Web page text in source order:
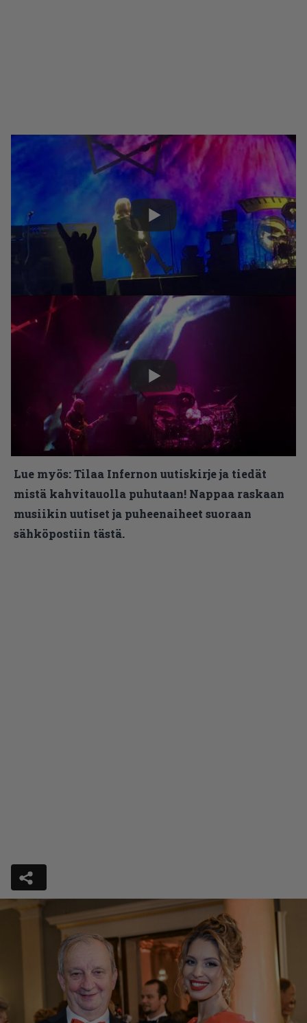
Lue myös:Tilaa Infernon uutiskirje ja tiedät
mistä kahvitauolla puhutaan! Nappaa raskaan
musiikin uutiset ja puheenaiheet suoraan
sähköpostiin tästä.